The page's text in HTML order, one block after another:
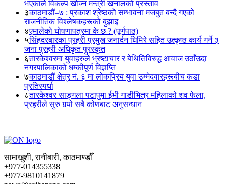
भएकाले विकल्प खोज्न मन्त्री खनालको प्रस्ताव
३काठमाडौं–७ : प्रकाश श्रेष्ठको सम्भावना मजबुत बन्दै गएको
राजनीतिक विश्लेषकहरूको बुझाइ
४एमालेको घोषणापत्रमा के छ ? (पूर्णपाठ)
५सिंहदरबारका प्रहरी प्रमुख जनार्दन घिमिरे सहित उत्कृष्ठ कार्य गर्ने ३
जना प्रहरी अधिकृत पुरस्कृत
६तारकेश्वरमा युवाहरुले भ्रष्टाचार र बेथितिविरुद्ध आवाज उठाँउदा
नगरपालिकाको धम्कीपूर्ण विज्ञप्ति
७काठमाडौं क्षेत्र नं. ६ मा लोकप्रिय युवा उम्मेदवारहरूबीच कडा
प्रतिस्पर्धा
८तारकेश्वर साङ्गला पटापुमा ईभी गाडीभित्र महिलाको शव फेला,
प्रहरीले सुरु गर्‍यो सबै कोणबाट अनुसन्धान
सामाखुशी, रानीबारी, काठमाण्डौँ
+977-014355338
+977-9810141879